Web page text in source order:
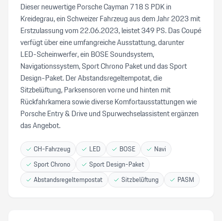
Dieser neuwertige Porsche Cayman 718 S PDK in
Kreidegrau, ein Schweizer Fahrzeug aus dem Jahr 2023 mit
Erstzulassung vom 22.06.2023, leistet 349 PS. Das Coupé
verfügt über eine umfangreiche Ausstattung, darunter
LED-Scheinwerfer, ein BOSE Soundsystem,
Navigationssystem, Sport Chrono Paket und das Sport
Design-Paket. Der Abstandsregeltempotat, die
Sitzbelüftung, Parksensoren vorne und hinten mit
Rückfahrkamera sowie diverse Komfortausstattungen wie
Porsche Entry & Drive und Spurwechselassistent ergänzen
das Angebot.
CH-Fahrzeug LED BOSE
Navi
Sport Chrono
Sport Design-Paket
Abstandsregeltempostat
Sitzbelüftung PASM